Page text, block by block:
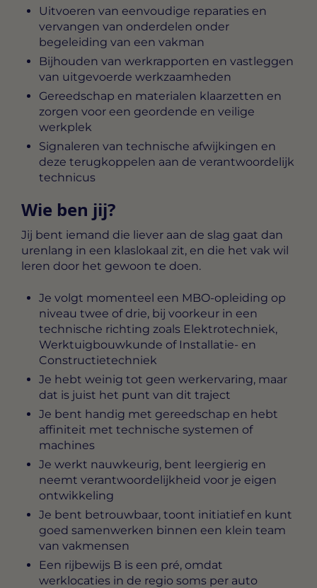
Uitvoeren van eenvoudige reparaties en
vervangen van onderdelen onder
begeleiding van een vakman
Bijhouden van werkrapporten en vastleggen
van uitgevoerde werkzaamheden
Gereedschap en materialen klaarzetten en
zorgen voor een geordende en veilige
werkplek
Signaleren van technische afwijkingen en
deze terugkoppelen aan de verantwoordelijk
technicus
Wie ben jij?
Jij bent iemand die liever aan de slag gaat dan
urenlang in een klaslokaal zit, en die het vak wil
leren door het gewoon te doen.
Je volgt momenteel een MBO-opleiding op
niveau twee of drie, bij voorkeur in een
technische richting zoals Elektrotechniek,
Werktuigbouwkunde of Installatie- en
Constructietechniek
Je hebt weinig tot geen werkervaring, maar
dat is juist het punt van dit traject
Je bent handig met gereedschap en hebt
affiniteit met technische systemen of
machines
Je werkt nauwkeurig, bent leergierig en
neemt verantwoordelijkheid voor je eigen
ontwikkeling
Je bent betrouwbaar, toont initiatief en kunt
goed samenwerken binnen een klein team
van vakmensen
Een rijbewijs B is een pré, omdat
werklocaties in de regio soms per auto